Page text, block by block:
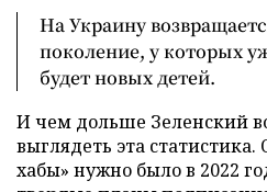
На Украину
поколение, у которых
будет новых детей.
И чем дольше Зеленский
выглядеть эта
хабы» нужно было в 2022